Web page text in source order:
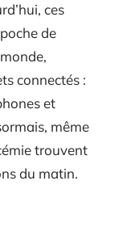
ces
de
connectés :
et
même
trouvent
du matin.